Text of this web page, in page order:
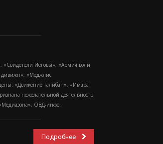
«Свидетели Иеговы», «Армия воли
дивижн», «Меджлис
«Движение Талибан», «Имарат
нежелательной деятельность
ОВД-инфо.
Подробнее